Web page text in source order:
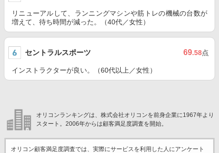
リニューアルして、ランニングマシンや筋トレの機械の台数が
増えて、待ち時間が減った。（40代／女性）
セントラルスポーツ 69.58点
インストラクターが良い。（60代以上／女性）
オリコンランキングは、株式会社オリコンを前身企業に1967年より
スタート。2006年からは顧客満足度調査を開始。
オリコン顧客満足度調査では、実際にサービスを利用した 人にアンケート